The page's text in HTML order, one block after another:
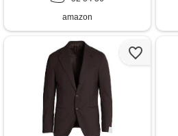
amazon